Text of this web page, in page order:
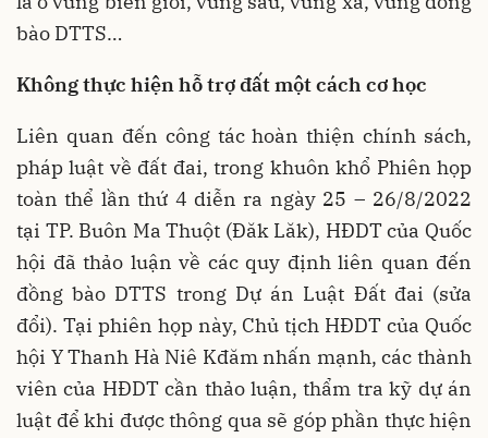
bào DTTS…
Không thực hiện hỗ trợ đất một cách cơ học
Liên quan đến công tác hoàn thiện chính sách,
pháp luật về đất đai, trong khuôn khổ Phiên họp
toàn thể lần thứ 4 diễn ra ngày 25 – 26/8/2022
tại TP. Buôn Ma Thuột (Đăk Lăk), HĐDT của Quốc
hội đã thảo luận về các quy định liên quan đến
đồng bào DTTS trong Dự án Luật Đất đai (sửa
đổi). Tại phiên họp này, Chủ tịch HĐDT của Quốc
hội Y Thanh Hà Niê Kđăm nhấn mạnh, các thành
viên của HĐDT cần thảo luận, thẩm tra kỹ dự án
luật để khi được thông qua sẽ góp phần thực hiện